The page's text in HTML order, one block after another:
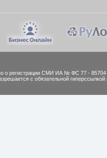
о регистрации СМИ ИА № ФС 77 - 85704
с обязательной гиперссылкой